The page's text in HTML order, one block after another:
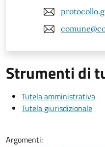
Strumenti di
Tutela amministrativa
Tutela giurisdizionale
Argomenti: